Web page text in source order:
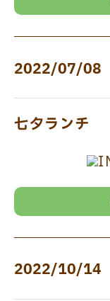
2022/07/08
七夕ランチ
2022/10/14